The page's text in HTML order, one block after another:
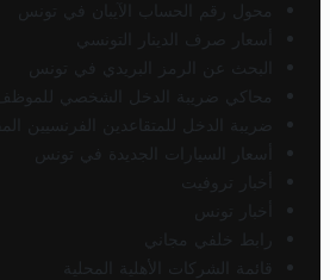
محول رقم الحساب الآيبان في تونس
أسعار صرف الدينار التونسي
البحث عن الرمز البريدي في تونس
محاكي ضريبة الدخل الشخصي للموظف/
ضريبة الدخل للمتقاعدين الفرنسيين
أسعار السيارات الجديدة في تونس
أخبار تروفيت
أخبار تونس
رابط خلفي مجاني
قائمة الشركات الأهلية المحلية